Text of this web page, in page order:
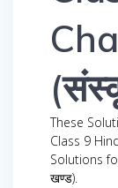
These
Class 9
Solutions
खण्ड).